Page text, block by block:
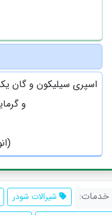
اسپری سیلیکون و گان
و
خدمات: شیرالات شودر